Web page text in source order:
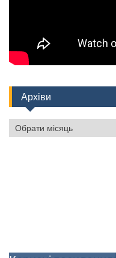
Архіви
Архіви